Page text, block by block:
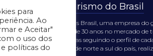
de turismo do Brasil
Viagens e Franquias Brasil, uma empresa do
sonhos. Estamos a mais de 30 anos no mercado
únicas, planejadas seguindo o perfil de
e segurança. Estamos de norte a sul do país,
para
Ao
e Aceitar"
o uso dos
políticas do